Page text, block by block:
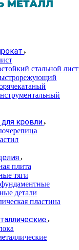
стальной лист
кровли
плита
тяги
детали
пластина